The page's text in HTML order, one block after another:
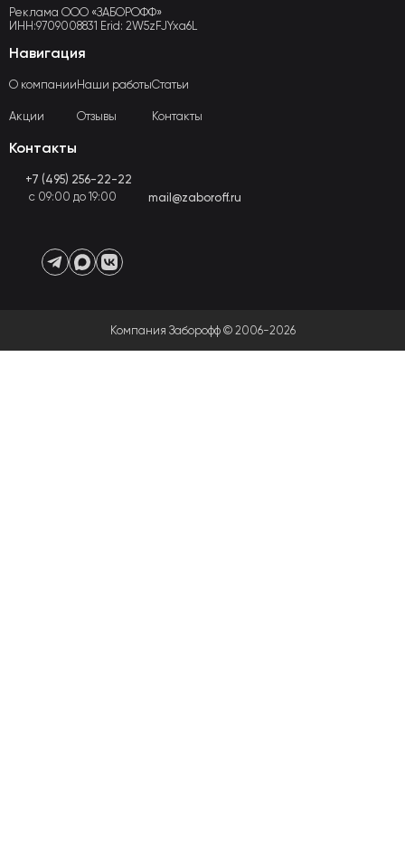
Реклама ООО «ЗАБОРОФФ»
ИНН:9709008831 Erid: 2W5zFJYxa6L
Навигация
О компании
Акции
Наши работы
Отзывы
Статьи
Контакты
Контакты
+7 (495) 256-22-22
с 09:00 до 19:00
mail@zaboroff.ru
Компания Заборофф © 2006-2026